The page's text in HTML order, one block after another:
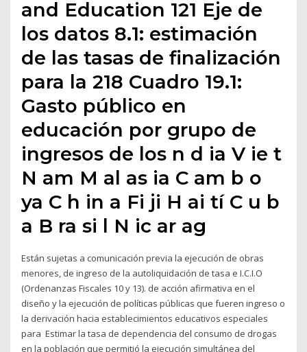
and Education 121 Eje de
los datos 8.1: estimación
de las tasas de finalización
para la 218 Cuadro 19.1:
Gasto público en
educación por grupo de
ingresos de los n d ia V ie t
N am M al as ia C am b o
ya C h in a Fi ji H ai tí C u b
a B ra si l N ic ar ag
Están sujetas a comunicación previa la ejecución de obras
menores, de ingreso de la autoliquidación de tasa e I.C.I.O
(Ordenanzas Fiscales 10 y 13). de acción afirmativa en el
diseño y la ejecución de políticas públicas que fueren ingreso o
la derivación hacia establecimientos educativos especiales
para Estimar la tasa de dependencia del consumo de drogas
en la población que permitió la ejecución simultánea del